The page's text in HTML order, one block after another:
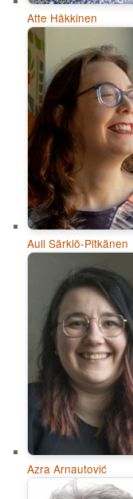
Atte Häkkinen
Auli Särkiö-Pitkänen
Azra Arnautović